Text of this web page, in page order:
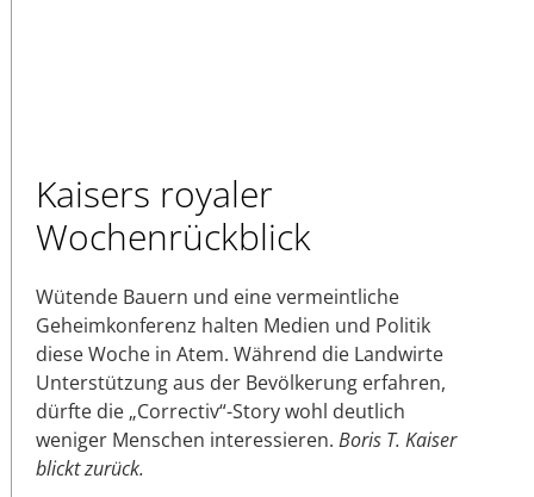
Kaisers royaler
Wochenrückblick
Wütende Bauern und eine vermeintliche
Geheimkonferenz halten Medien und Politik
diese Woche in Atem. Während die Landwirte
Unterstützung aus der Bevölkerung erfahren,
dürfte die „Correctiv“-Story wohl deutlich
weniger Menschen interessieren. Boris T. Kaiser
blickt zurück.